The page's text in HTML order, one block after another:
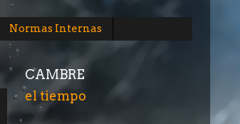
Normas Internas
CAMBRE
el tiempo